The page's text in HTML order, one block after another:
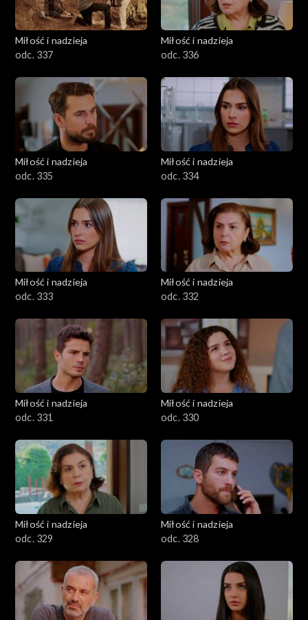
Miłość i nadzieja
odc. 337
Miłość i nadzieja
odc. 336
Miłość i nadzieja
odc. 335
Miłość i nadzieja
odc. 334
Miłość i nadzieja
odc. 333
Miłość i nadzieja
odc. 332
Miłość i nadzieja
odc. 331
Miłość i nadzieja
odc. 330
Miłość i nadzieja
odc. 329
Miłość i nadzieja
odc. 328